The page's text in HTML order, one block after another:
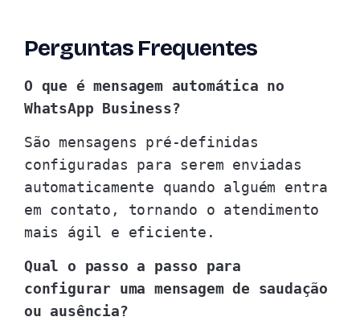
Perguntas Frequentes
O que é mensagem automática no
WhatsApp Business?
São mensagens pré-definidas
configuradas para serem enviadas
automaticamente quando alguém entra
em contato, tornando o atendimento
mais ágil e eficiente.
Qual o passo a passo para
configurar uma mensagem de saudação
ou ausência?